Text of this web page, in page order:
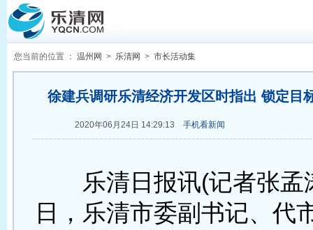
您当前的位置 ： 温州网 > 乐清网 > 市长活动集
徐建兵调研乐清经济开发区时指出 锁定目
2020年06月24日 14:29:13 手机看新闻
乐清日报讯(记者张孟
日，乐清市委副书记、代